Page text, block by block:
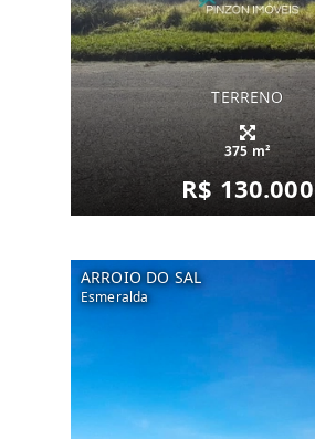
TERRENO
375 m²
R$ 130.000
ARROIO DO SAL
Esmeralda